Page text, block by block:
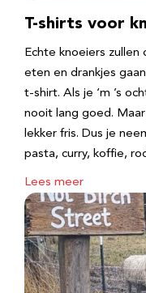
T-shirts voor
Echte knoeiers
eten en drankjes
t-shirt. Als je ‘m ’s
nooit lang goed.
lekker fris. Dus je
pasta, curry, koffie,
Lees meer